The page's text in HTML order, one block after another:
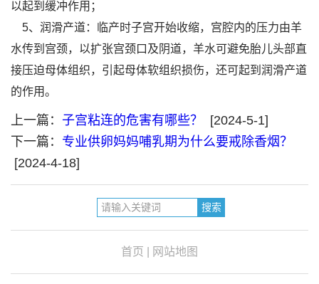
以起到缓冲作用；
5、润滑产道：临产时子宫开始收缩，宫腔内的压力由羊
水传到宫颈，以扩张宫颈口及阴道，羊水可避免胎儿头部直
接压迫母体组织，引起母体软组织损伤，还可起到润滑产道
的作用。
上一篇： 子宫粘连的危害有哪些？
[2024-5-1]
下一篇： 专业供卵妈妈哺乳期为什么要戒除香烟？
[2024-4-18]
首页 网站地图